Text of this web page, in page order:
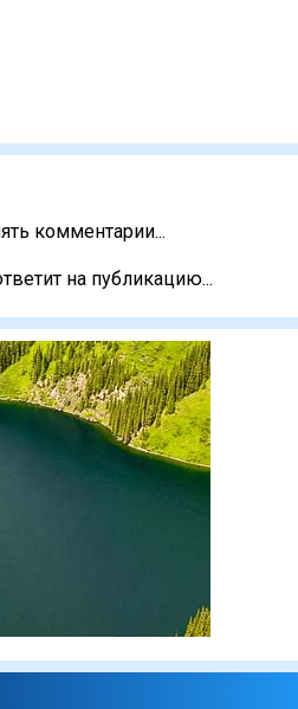
комментарии...
на публикацию...